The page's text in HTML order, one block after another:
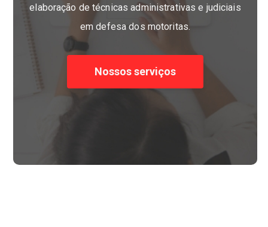
elaboração de técnicas administrativas e judiciais
em defesa dos motoritas.
Nossos serviços